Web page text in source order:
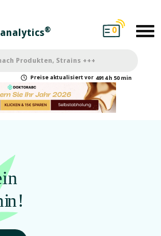
® 0
Preise aktualisiert vor 4914 h 50 min